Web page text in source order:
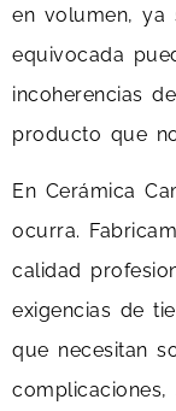
en volumen, ya
equivocada
incoherencias
producto que
En Cerámica
ocurra.
calidad
exigencias de
que necesitan
complicaciones,